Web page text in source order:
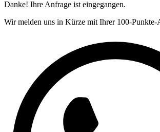
Danke! Ihre Anfrage ist eingegangen.
Wir melden uns in Kürze mit Ihrer 100-Punkte-